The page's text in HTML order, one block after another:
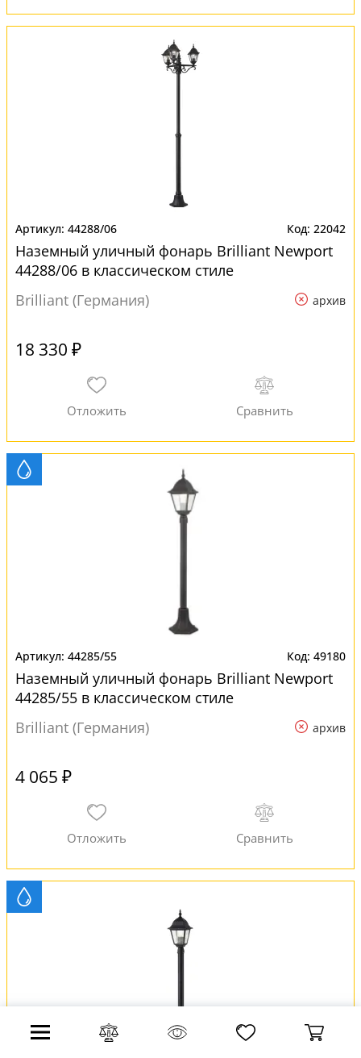
44288/06 22042
Наземный уличный фонарь Brilliant Newport
44288/06 в классическом стиле
Brilliant (Германия)
архив
18 330 ₽
44285/55 49180
Наземный уличный фонарь Brilliant Newport
44285/55 в классическом стиле
Brilliant (Германия)
архив
4 065 ₽